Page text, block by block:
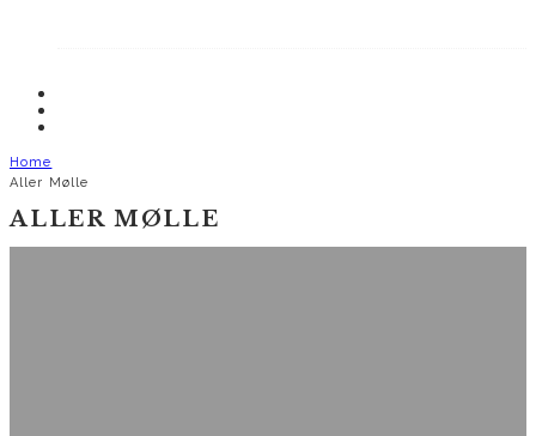
Home
Aller Mølle
ALLER MØLLE